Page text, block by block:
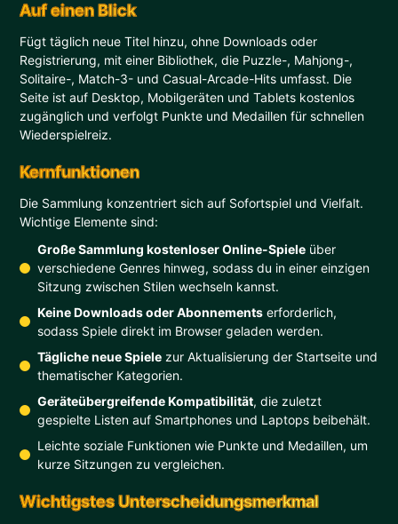
Auf einen Blick
Fügt täglich neue Titel hinzu, ohne Downloads oder
Registrierung, mit einer Bibliothek, die Puzzle-, Mahjong-,
Solitaire-, Match-3- und Casual-Arcade-Hits umfasst. Die
Seite ist auf Desktop, Mobilgeräten und Tablets kostenlos
zugänglich und verfolgt Punkte und Medaillen für schnellen
Wiederspielreiz.
Kernfunktionen
Die Sammlung konzentriert sich auf Sofortspiel und Vielfalt.
Wichtige Elemente sind:
Große Sammlung kostenloser Online-Spiele über
verschiedene Genres hinweg, sodass du in einer einzigen
Sitzung zwischen Stilen wechseln kannst.
Keine Downloads oder Abonnements erforderlich,
sodass Spiele direkt im Browser geladen werden.
Tägliche neue Spiele zur Aktualisierung der Startseite und
thematischer Kategorien.
Geräteübergreifende Kompatibilität, die zuletzt
gespielte Listen auf Smartphones und Laptops beibehält.
Leichte soziale Funktionen wie Punkte und Medaillen, um
kurze Sitzungen zu vergleichen.
Wichtigstes Unterscheidungsmerkmal